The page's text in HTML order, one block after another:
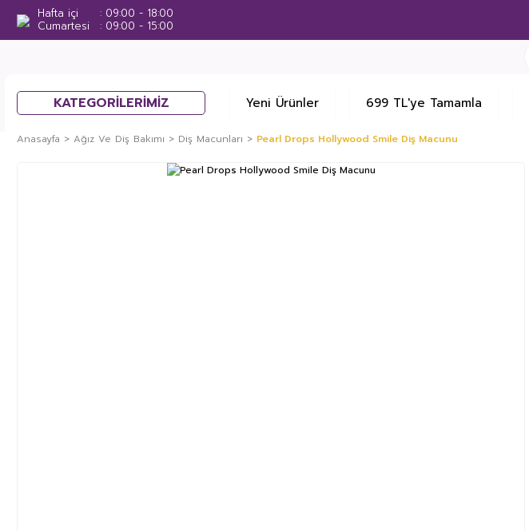
Hafta içi
09:00 - 18:00
Cumartesi
09:00 - 15:00
KATEGORİLERİMİZ Yeni Ürünler 699 TL'ye Tamamla
Anasayfa Ağız Ve Diş Bakımı Diş Macunları Pearl Drops Hollywood Smile Diş Macunu